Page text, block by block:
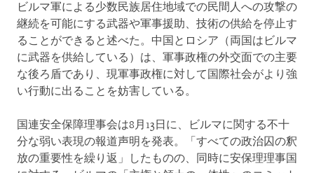
ビルマ軍による少数民族居住地域での民間人への攻撃の
継続を可能にする武器や軍事援助、技術の供給を停止す
ることができると述べた。中国とロシア（両国はビルマ
に武器を供給している）は、軍事政権の外交面での主要
な後ろ盾であり、現軍事政権に対して国際社会がより強
い行動に出ることを妨害している。
国連安全保障理事会は8月13日に、ビルマに関する不十
分な弱い表現の報道声明を発表。「すべての政治囚の釈
放の重要性を繰り返」したものの、同時に安保理理事国